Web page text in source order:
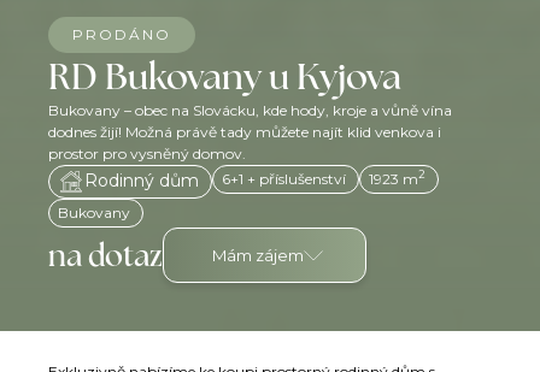
PRODÁNO
RD Bukovany u Kyjova
Bukovany – obec na Slovácku, kde hody, kroje a vůně vína
dodnes žijí! Možná právě tady můžete najít klid venkova i
prostor pro vysněný domov.
Rodinný dům 6+1 + příslušenství 1923 m2
Bukovany
na dotaz Mám zájem